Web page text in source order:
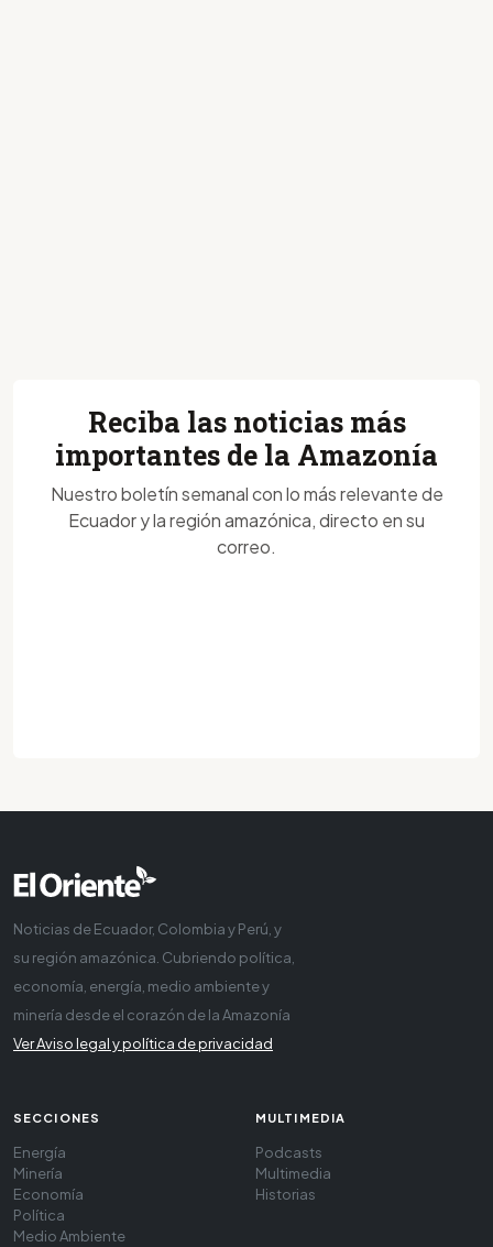
Reciba las noticias más
importantes de la Amazonía
Nuestro boletín semanal con lo más relevante de
Ecuador y la región amazónica, directo en su
correo.
Noticias de Ecuador, Colombia y Perú, y
su región amazónica. Cubriendo política,
economía, energía, medio ambiente y
minería desde el corazón de la Amazonía
Ver Aviso legal y política de privacidad
SECCIONES
Energía
Minería
Economía
Política
Medio Ambiente
MULTIMEDIA
Podcasts
Multimedia
Historias